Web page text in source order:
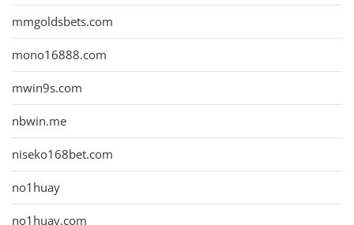
mmgoldsbets.com
mono16888.com
mwin9s.com
nbwin.me
niseko168bet.com
no1huay
no1huay.com